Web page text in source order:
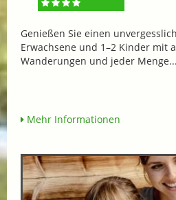
Genießen Sie einen
Erwachsene und 1–2 Kinder mit
Wanderungen und jeder Menge...
Mehr Informationen